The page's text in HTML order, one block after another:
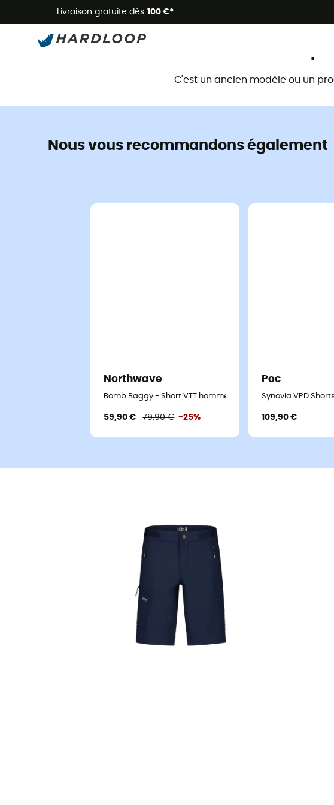
Livraison gratuite dès 100 €* Promos
C'est un ancien modèle ou un
Nous vous recommandons également
Northwave
Bomb Baggy - Short VTT homme
59,90 € 79,90 € -25%
Poc
Synovia VPD
109,90 €